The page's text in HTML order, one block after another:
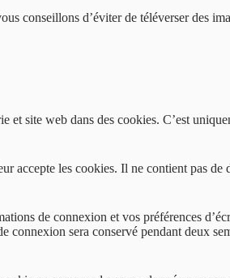
conseillons d’éviter de téléverser des
et site web dans des cookies. C’est
les cookies. Il ne contient pas de
de connexion et vos préférences
sera conservé pendant deux